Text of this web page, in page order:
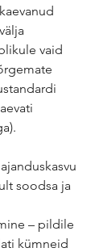
vaid
soodsa ja
– pildile
kümneid